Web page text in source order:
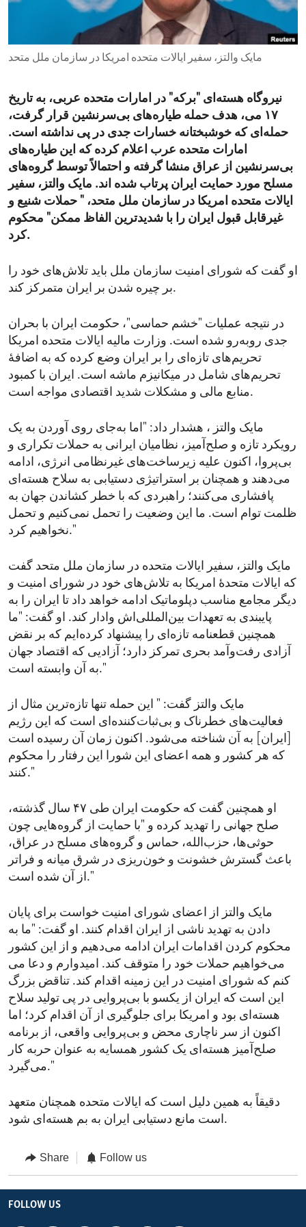
ENVIRONMENT AND HEALTH
IDEALS AND INSTITUTIONS
مایک والتز، سفیر ایالات متحده امریکا در سازمان ملل متحد
نیروگاه هسته‌ای "برکه" در امارات متحده عربی، به تاریخ
۱۷ می، هدف حمله طیاره‌های بی‌سرنشین قرار گرفت،
حمله‌ای که خوشبختانه خسارات جدی در پی نداشته است.
امارات متحده عرب اعلام کرده که این طیاره‌های
بی‌سرنشین از عراق منشا گرفته و احتمالاً توسط گروه‌های
مسلح مورد حمایت ایران پرتاب شده اند. مایک والتز، سفیر
ایالات متحده امریکا در سازمان ملل متحد، " حملات شنیع و
غیرقابل قبول ایران را با شدیدترین الفاظ ممکن" محکوم
کرد.
او گفت که شورای امنیت سازمان ملل باید تلاش‌های خود را
بر چیره شدن بر ایران متمرکز کند.
در نتیجه عملیات "خشم حماسی"، حکومت ایران با بحران
جدی روبه‌رو شده است. وزارت مالیه ایالات متحده امریکا
تحریم‌های تازه‌ای را بر ایران وضع کرده که به اضافۀ
تحریم‌های شامل در میکانیزم ماشه است. ایران با کمبود
منابع مالی و مشکلات شدید اقتصادی مواجه است.
مایک والتز ، هشدار داد: "اما به‌جای روی آوردن به یک
رویکرد تازه و صلح‌آمیز، نظامیان ایرانی به حملات تکراری و
بی‌پروا، اکنون علیه زیرساخت‌های غیرنظامی انرژی، ادامه
می‌دهند و همچنان بر استراتیژی دستیابی به سلاح هسته‌ای
پافشاری می‌کنند؛ راهبردی که با خطر کشاندن جهان به
ظلمت توام است. ما این وضعیت را تحمل نمی‌کنیم و تحمل
نخواهیم کرد."
مایک والتز، سفیر ایالات متحده در سازمان ملل متحد گفت
که ایالات متحدۀ امریکا به تلاش‌های خود در شورای امنیت و
دیگر مجامع مناسب دپلوماتیک ادامه خواهد داد تا ایران را به
پایبندی به تعهدات بین‌المللی‌اش وادار کند. او گفت: "ما
همچنین قطعنامه تازه‌ای را پیشنهاد کرده‌ایم که بر نقض
آزادی رفت‌وآمد بحری تمرکز دارد؛ آزادیی که اقتصاد جهان
به آن وابسته است."
مایک والتز گفت: " این حمله تنها تازه‌ترین مثال از
فعالیت‌های خطرناک و بی‌ثبات‌کننده‌ای است که این رژیم
[ایران] به آن شناخته می‌شود. اکنون زمان آن رسیده است
که هر کشور و همه اعضای این شورا این رفتار را محکوم
کنند."
او همچنین گفت که حکومت ایران طی ۴۷ سال گذشته،
صلح جهانی را تهدید کرده و "با حمایت از گروه‌هایی چون
حوثی‌ها، حزب‌الله، حماس و گروه‌های مسلح در عراق،
باعث گسترش خشونت و خون‌ریزی در شرق میانه و فراتر
از آن شده است."
مایک والتز از اعضای شورای امنیت خواست برای پایان
دادن به تهدید ناشی از ایران اقدام کنند. او گفت: "ما به
محکوم کردن اقدامات ایران ادامه می‌دهیم و از این کشور
می‌خواهیم حملات خود را متوقف کند. امیدوارم و دعا می
کنم که شورای امنیت در این زمینه اقدام کند. تناقض بزرگ
این است که ایران از یکسو با بی‌پروایی در پی تولید سلاح
هسته‌ای بود و امریکا برای جلوگیری از آن اقدام کرد؛ اما
اکنون از سر ناچاری محض و بی‌پروایی واقعی، از برنامه
صلح‌آمیز هسته‌ای یک کشور همسایه به عنوان حربه کار
می‌گیرد."
دقیقاً به همین دلیل است که ایالات متحده همچنان متعهد
است مانع دستیابی ایران به بم هسته‌ای شود.
Share Follow us
FOLLOW US